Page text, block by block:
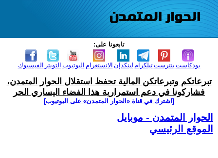
تابعونا على:
الفيسبوك التويتر اليوتيوب الانستغرام لينكدإن تيلكرامبنترست بودكاست
تبرعاتكم وتبرعاتكن المالية تحفظ استقلال الحوار المتمدن،
فشاركونا في دعم استمرارية هذا الفضاء اليساري الحر
[اشترك في قناة ‫«الحوار المتمدن» على اليوتيوب]
الحوار المتمدن - موبايل
الموقع الرئيسي